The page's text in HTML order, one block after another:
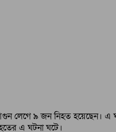
আগুন লেগে ৯ জন নিহত
এ ঘটনা ঘটে।